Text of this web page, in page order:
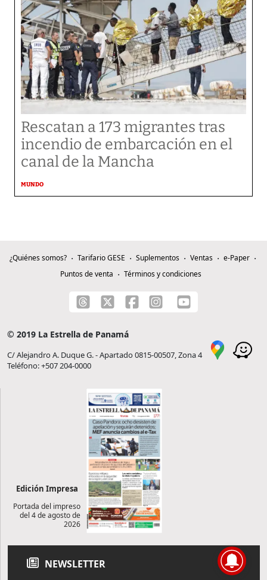
Rescatan a 173 migrantes tras
incendio de embarcación en el
canal de la Mancha
MUNDO
¿Quiénes somos? Tarifario GESE Suplementos Ventas
e-Paper
Puntos de venta
Términos y condiciones
© 2019 La Estrella de Panamá
C/ Alejandro A. Duque G. - Apartado 0815-00507, Zona 4
Teléfono: +507 204-0000
Edición Impresa
Portada del impreso
del 4 de agosto de
2026
NEWSLETTER